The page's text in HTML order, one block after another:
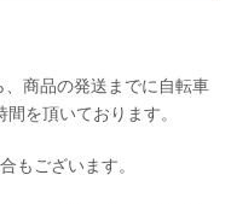
商品の発送までに自転車
を頂いております。
もございます。